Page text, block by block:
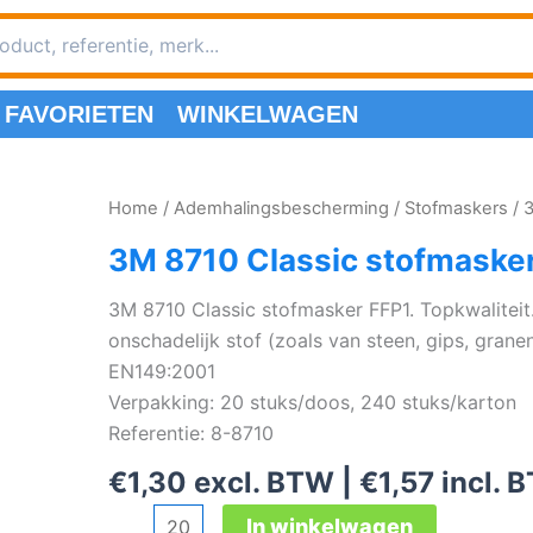
FAVORIETEN WINKELWAGEN
Home / Ademhalingsbescherming / Stofmaskers /
3M 8710 Classic
3M 8710 Classic stofmasker FFP1.
onschadelijk stof (zoals van steen, gips,
EN149:2001
Verpakking: 20 stuks/doos, 240 stuks/karton
Referentie: 8-8710
€1,30 excl. BTW | €1,57incl.
In winkelwagen